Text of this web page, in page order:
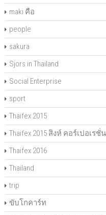
maki คือ
people
sakura
Sjors in Thailand
Social Enterprise
sport
Thaifex 2015
Thaifex 2015 สิงห์ คอร์เปอเรชั่น
Thaifex 2016
Thailand
trip
ขับโกคาร์ท